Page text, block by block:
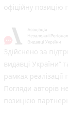
офіційну позицію
Здійснено за
видавці
рамках
Погляди авторів
позицією